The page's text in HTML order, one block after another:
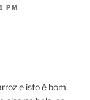
PM
e isto é bom.